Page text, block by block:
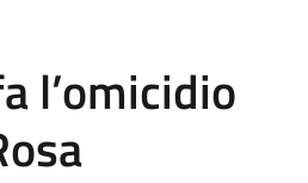
l’omicidio